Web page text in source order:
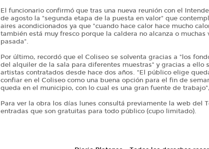
El funcionario confirmó que tras una nueva reunión con el
de agosto la "segunda etapa de la puesta en valor" que
aires acondicionados ya que "cuando hace calor hace mucho
también está muy fresco porque la caldera no alcanza o muchas
pasada".
Por último, recordó que el Coliseo se solventa gracias a "los
del alquiler de la sala para diferentes muestras" y gracias a ello
artistas contratados desde hace dos años. "El público elige
confiar en el Coliseo como una buena opción para el fin de
queda en el municipio, con lo cual es una gran fuente de
Para ver la obra los días lunes consultá previamente la web del
entradas que son gratuitas para todo público (cupo limitado).